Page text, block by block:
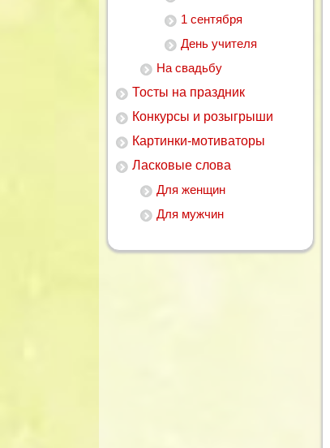
1 сентября
День учителя
На свадьбу
Тосты на праздник
Конкурсы и розыгрыши
Картинки-мотиваторы
Ласковые слова
Для женщин
Для мужчин